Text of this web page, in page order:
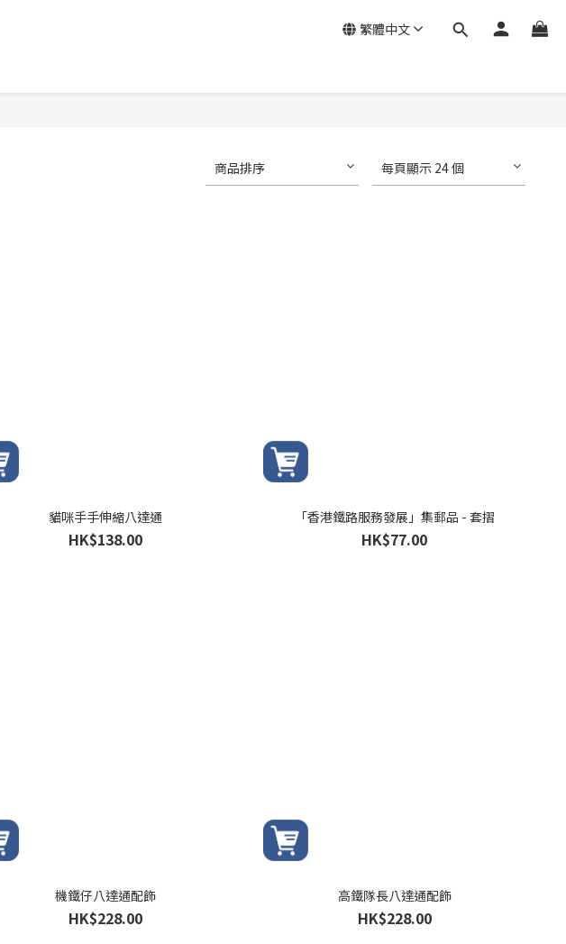
繁體中文
商品排序 每頁顯示 24 個
貓咪手手伸縮八達通
HK$138.00
「香港鐵路服務發展」集郵品 - 套摺
HK$77.00
機鐵仔八達通配飾
HK$228.00
高鐵隊長八達通配飾
HK$228.00